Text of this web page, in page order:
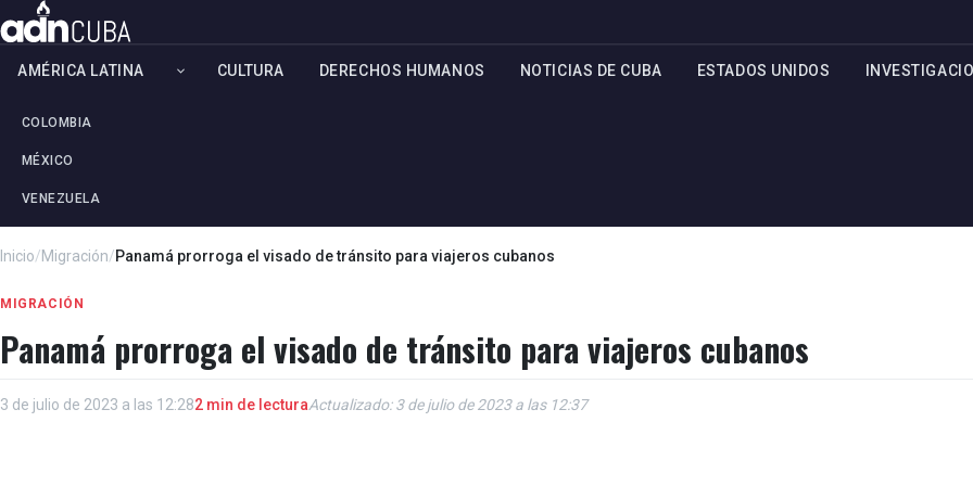
AMÉRICA LATINA
COLOMBIA
MÉXICO
VENEZUELA
CULTURA DERECHOS HUMANOS NOTICIAS DE CUBA ESTADOS UNIDOS
Inicio/Migración/Panamá prorroga el visado de tránsito para viajeros cubanos
MIGRACIÓN
Panamá prorroga el visado de tránsito para viajeros cubanos
3 de julio de 2023 a las 12:282 min de lecturaActualizado: 3 de julio de 2023 a las 12:37